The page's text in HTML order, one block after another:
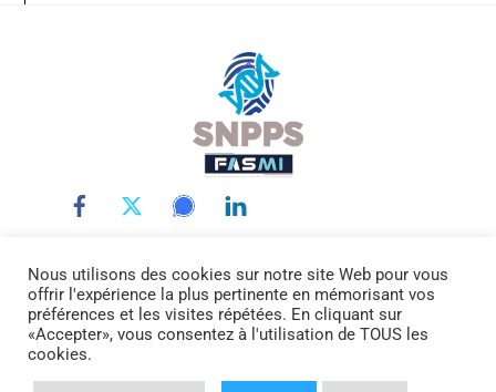
Back
To
Top
LE SNPPS INTERLOCUTEURS LA POLICE SCIENTIFIQUE
LA FASMI RÉMUNÉRATIONS ACTUALITÉ DOCUMENTATION
CONTACTEZ-NOUS
© SNPPS.FR -Mentions légales
Nous utilisons des cookies sur notre site Web pour vous
offrir l'expérience la plus pertinente en mémorisant vos
préférences et les visites répétées. En cliquant sur
«Accepter», vous consentez à l'utilisation de TOUS les
cookies.